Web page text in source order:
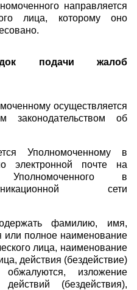
направляется
лица, которому оно
подачи жалоб
осуществляется
законодательством об
Уполномоченному в
электронной почте на
в
сети
фамилию, имя,
или полное наименование
лица, наименование
действия (бездействие)
изложение
(бездействия),